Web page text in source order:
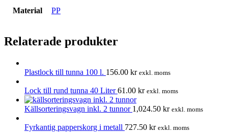
Material PP
Relaterade produkter
Plastlock till tunna 100 l. 156.00 kr exkl. moms
Lock till rund tunna 40 Liter61.00 kr exkl. moms
Källsorteringsvagn inkl. 2 tunnor 1,024.50 kr exkl. moms
Fyrkantig papperskorg i metall 727.50 kr exkl. moms